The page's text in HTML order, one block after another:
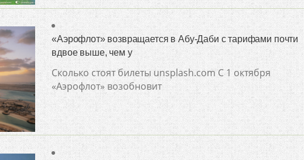
«Аэрофлот» возвращается в Абу-Даби с тарифами почти
вдвое выше, чем у
Сколько стоят билеты unsplash.com С 1 октября
«Аэрофлот» возобновит